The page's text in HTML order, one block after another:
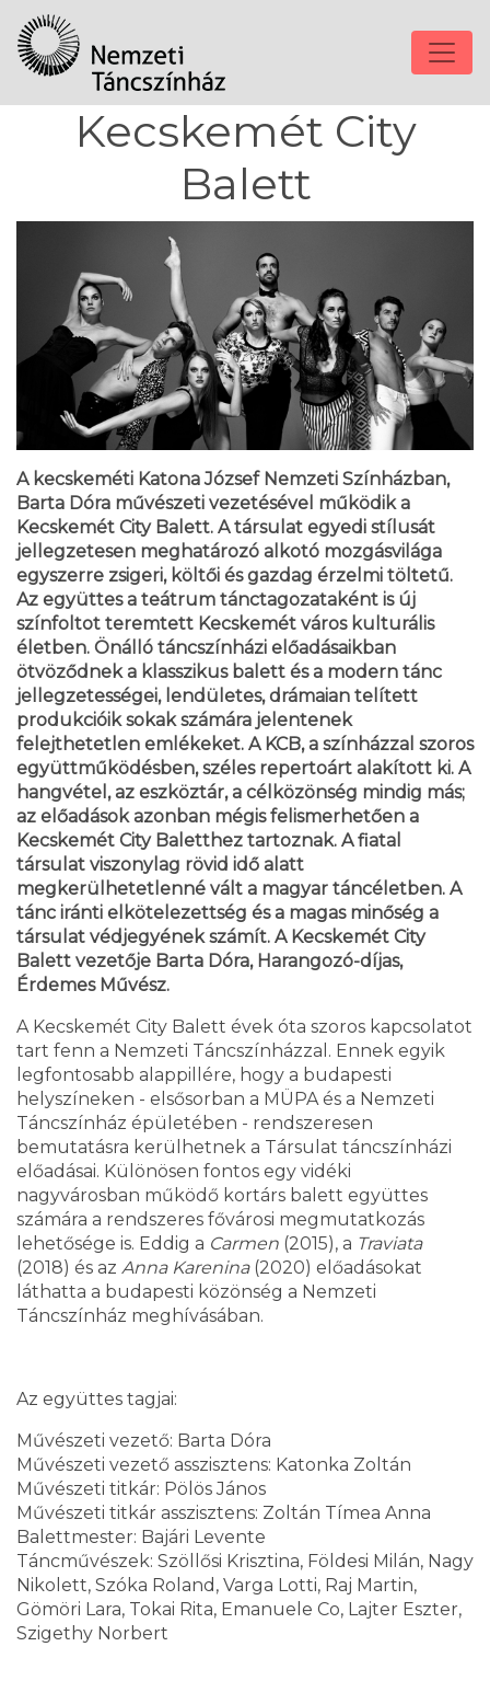
Kecskemét City
Balett
A kecskeméti Katona József Nemzeti Színházban,
Barta Dóra művészeti vezetésével működik a
Kecskemét City Balett. A társulat egyedi stílusát
jellegzetesen meghatározó alkotó mozgásvilága
egyszerre zsigeri, költői és gazdag érzelmi töltetű.
Az együttes a teátrum tánctagozataként is új
színfoltot teremtett Kecskemét város kulturális
életben. Önálló táncszínházi előadásaikban
ötvöződnek a klasszikus balett és a modern tánc
jellegzetességei, lendületes, drámaian telített
produkcióik sokak számára jelentenek
felejthetetlen emlékeket. A KCB, a színházzal szoros
együttműködésben, széles repertoárt alakított ki. A
hangvétel, az eszköztár, a célközönség mindig más;
az előadások azonban mégis felismerhetően a
Kecskemét City Baletthez tartoznak. A fiatal
társulat viszonylag rövid idő alatt
megkerülhetetlenné vált a magyar táncéletben. A
tánc iránti elkötelezettség és a magas minőség a
társulat védjegyének számít. A Kecskemét City
Balett vezetője Barta Dóra, Harangozó-díjas,
Érdemes Művész.
A Kecskemét City Balett évek óta szoros kapcsolatot
tart fenn a Nemzeti Táncszínházzal. Ennek egyik
legfontosabb alappillére, hogy a budapesti
helyszíneken - elsősorban a MÜPA és a Nemzeti
Táncszínház épületében - rendszeresen
bemutatásra kerülhetnek a Társulat táncszínházi
előadásai. Különösen fontos egy vidéki
nagyvárosban működő kortárs balett együttes
számára a rendszeres fővárosi megmutatkozás
lehetősége is. Eddig a Carmen (2015), a Traviata
(2018) és az Anna Karenina(2020) előadásokat
láthatta a budapesti közönség a Nemzeti
Táncszínház meghívásában.
Az együttes tagjai:
Művészeti vezető: Barta Dóra
Művészeti vezető asszisztens: Katonka Zoltán
Művészeti titkár: Pölös János
Művészeti titkár asszisztens: Zoltán Tímea Anna
Balettmester: Bajári Levente
Táncművészek: Szöllősi Krisztina, Földesi Milán, Nagy
Nikolett, Szóka Roland, Varga Lotti, Raj Martin,
Gömöri Lara, Tokai Rita, Emanuele Co, Lajter Eszter,
Szigethy Norbert